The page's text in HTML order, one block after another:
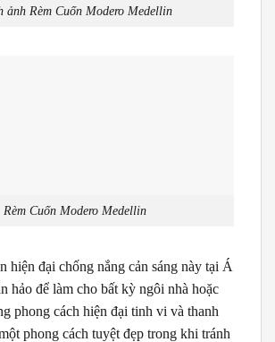
ảnh Rèm Cuốn Modero Medellin
Rèm Cuốn Modero Medellin
hiện đại chống nắng cản sáng này tại Á
hảo để làm cho bất kỳ ngôi nhà hoặc
phong cách hiện đại tinh vi và thanh
phong cách tuyệt đẹp trong khi tránh